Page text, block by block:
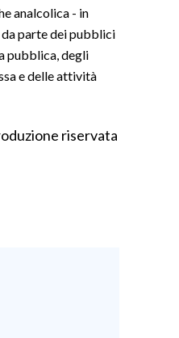
analcolica - in
parte dei pubblici
pubblica, degli
e delle attività
riservata